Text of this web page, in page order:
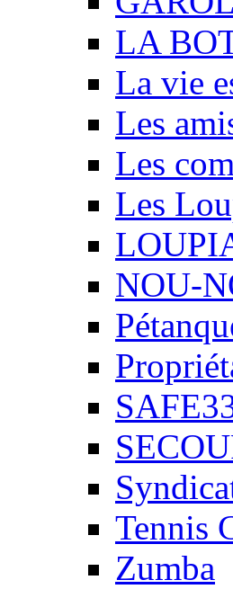
LA
La vie
Les
Les
Les
NOU-
Tennis
Zumba